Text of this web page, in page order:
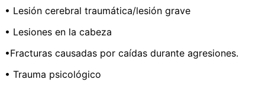
• Lesión cerebral traumática/lesión grave
• Lesiones en la cabeza
•Fracturas causadas por caídas durante agresiones.
• Trauma psicológico